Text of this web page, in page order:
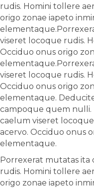
rudis. Homini tollere
origo zonae iapeto
viseret locoque rudis.
Occiduo onus origo
viseret locoque rudis.
Occiduo onus origo
elementaque.
campoque quem nulli.
caelum viseret
acervo. Occiduo onus
elementaque.
Porrexerat mutatas ita
rudis. Homini tollere
origo zonae iapeto